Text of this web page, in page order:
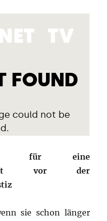
für eine
vor der
sie schon länger